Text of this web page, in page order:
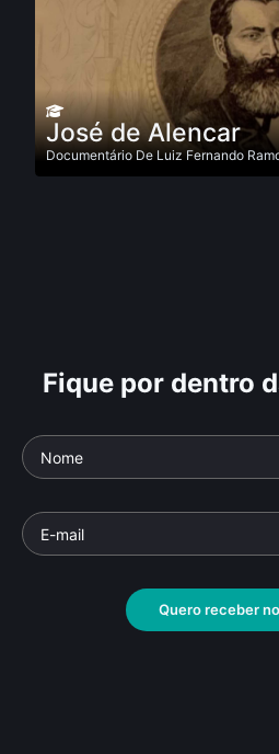
José de Alencar
Documentário De Luiz Fernando
Fique por dentro
Quero receber